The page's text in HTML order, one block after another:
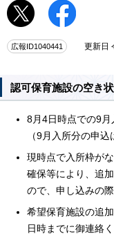
広報ID1040441 更新日
認可保育施設の空き
8月4日時点での9
（9月入所分の申
現時点で入所枠が
確保等により、追
ので、申し込みの
希望保育施設の追
日時までに御連絡く